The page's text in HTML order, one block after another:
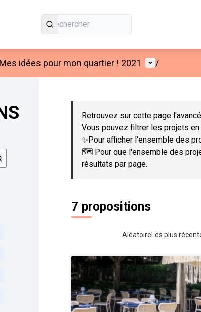
Mes idées pour mon quartier ! 2021 Menu
/
Passer la carte
Retrouvez sur cette page
Vous pouvez filtrer les projets
✨Pour afficher l'ensemble des
🗺️ Pour que l'ensemble des
résultats par page.
7 propositions
Aléatoire Les plus